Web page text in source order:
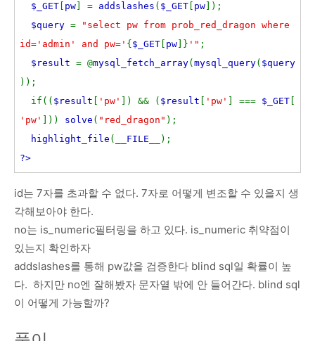
$_GET pw ] = addslashes ( $_GET pw ]);
$query =
"select pw from prob_red_dragon where
id='admin' and pw=' { $_GET pw ]} '" ;
$result = @mysql_fetch_array( mysql_query( $query
));
if(( $result 'pw' ]) && ( $result 'pw' ] === $_GET
'pw'
])) solve ( "red_dragon" );
highlight_file ( __FILE__
);
?>
id는 7자를 초과할 수 없다. 7자로 어떻게 변조할 수 있을지 생
각해보아야 한다.
no는 is_numeric필터링을 하고 있다. is_numeric 취약점이
있는지 확인하자
addslashes를 통해 pw값을 검증한다 blind sql일 확률이 높
다. 하지만 no엔 잘해봤자 문자열 밖에 안 들어간다. blind sql
이 어떻게 가능할까?